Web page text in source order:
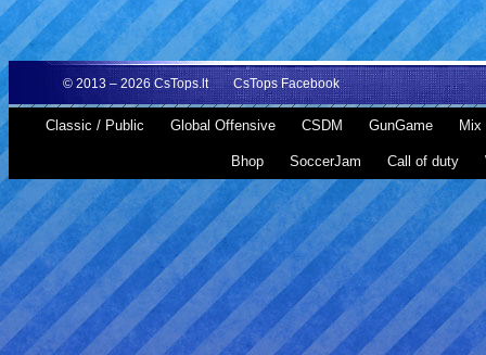
© 2013 – 2026 CsTops.lt CsTops Facebook
Classic / Public Global Offensive CSDM GunGame Mix
Bhop SoccerJam Call of duty